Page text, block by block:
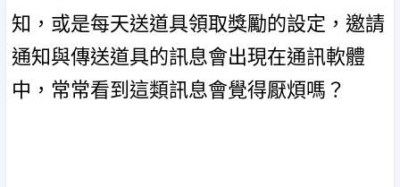
知，或是每天送道具領取獎勵的設定，邀請
通知與傳送道具的訊息會出現在通訊軟體
中，常常看到這類訊息會覺得厭煩嗎？